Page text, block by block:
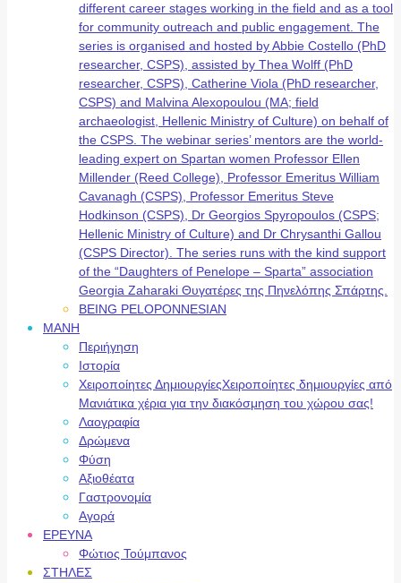
different career stages working in the field and as a tool
for community outreach and public engagement. The
series is organised and hosted by Abbie Costello (PhD
researcher, CSPS), assisted by Thea Wolff (PhD
researcher, CSPS), Catherine Viola (PhD researcher,
CSPS) and Malvina Alexopoulou (MA; field
archaeologist, Hellenic Ministry of Culture) on behalf of
the CSPS. The webinar series’ mentors are the world-
leading expert on Spartan women Professor Ellen
Millender (Reed College), Professor Emeritus William
Cavanagh (CSPS), Professor Emeritus Steve
Hodkinson (CSPS), Dr Georgios Spyropoulos (CSPS;
Hellenic Ministry of Culture) and Dr Chrysanthi Gallou
(CSPS Director). The series runs with the kind support
of the “Daughters of Penelope – Sparta” association
Georgia Zaharaki Θυγατέρες της Πηνελόπης Σπάρτης.
BEING PELOPONNESIAN
ΜΑΝΗ
Περιήγηση
Ιστορία
Χειροποίητες ΔημιουργίεςΧειροποίητες δημιουργίες από
Μανιάτικα χέρια για την διακόσμηση του χώρου σας!
Λαογραφία
Δρώμενα
Φύση
Αξιοθέατα
Γαστρονομία
Αγορά
ΕΡΕΥΝΑ
Φώτιος Τούμπανος
ΣΤΗΛΕΣ